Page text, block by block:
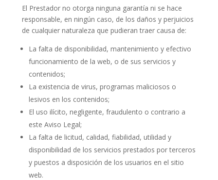
El Prestador no otorga ninguna garantía ni se hace
responsable, en ningún caso, de los daños y perjuicios
de cualquier naturaleza que pudieran traer causa de:
La falta de disponibilidad, mantenimiento y efectivo
funcionamiento de la web, o de sus servicios y
contenidos;
La existencia de virus, programas maliciosos o
lesivos en los contenidos;
El uso ilícito, negligente, fraudulento o contrario a
este Aviso Legal;
La falta de licitud, calidad, fiabilidad, utilidad y
disponibilidad de los servicios prestados por terceros
y puestos a disposición de los usuarios en el sitio
web.